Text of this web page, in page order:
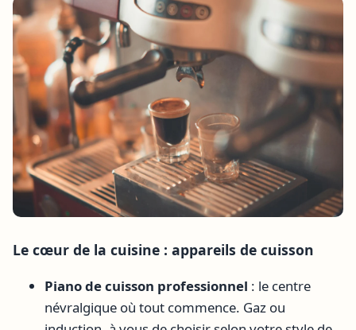
Le cœur de la cuisine : appareils de cuisson
Piano de cuisson professionnel : le centre
névralgique où tout commence. Gaz ou